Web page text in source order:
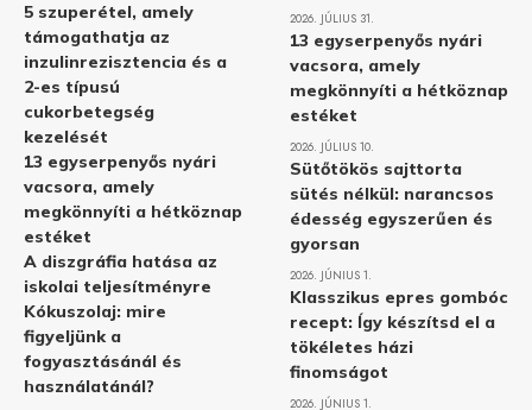
5 szuperétel, amely
támogathatja az
inzulinrezisztencia és a
2-es típusú
cukorbetegség
kezelését
13 egyserpenyős nyári
vacsora, amely
megkönnyíti a hétköznap
estéket
A diszgráfia hatása az
iskolai teljesítményre
Kókuszolaj: mire
figyeljünk a
fogyasztásánál és
használatánál?
2026. JÚLIUS 31.
13 egyserpenyős nyári
vacsora, amely
megkönnyíti a hétköznap
estéket
2026. JÚLIUS 10.
Sütőtökös sajttorta
sütés nélkül: narancsos
édesség egyszerűen és
gyorsan
2026. JÚNIUS 1.
Klasszikus epres gombóc
recept: Így készítsd el a
tökéletes házi
finomságot
2026. JÚNIUS 1.